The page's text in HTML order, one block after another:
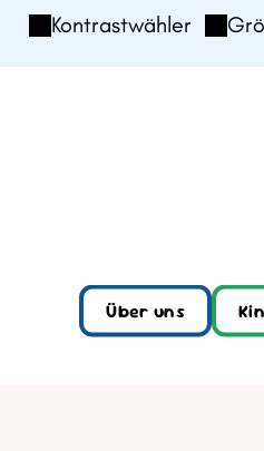
Kontrastwähler
Über uns